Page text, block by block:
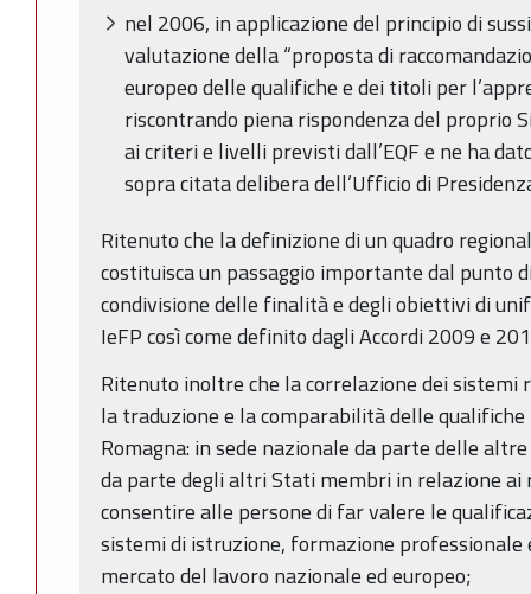
nel 2006, in applicazione del principio di
valutazione della “proposta di
europeo delle qualifiche e dei titoli per
riscontrando piena rispondenza del proprio
ai criteri e livelli previsti dall’EQF e ne ha
sopra citata delibera dell’Ufficio di
Ritenuto che la definizione di un quadro
costituisca un passaggio importante dal punto
condivisione delle finalità e degli obiettivi di
IeFP così come definito dagli Accordi 2009 e
Ritenuto inoltre che la correlazione dei sistemi
la traduzione e la comparabilità delle
Romagna: in sede nazionale da parte delle
da parte degli altri Stati membri in relazione
consentire alle persone di far valere le
sistemi di istruzione, formazione
mercato del lavoro nazionale ed europeo;